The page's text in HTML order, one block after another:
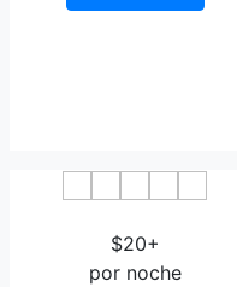
$20+
por noche